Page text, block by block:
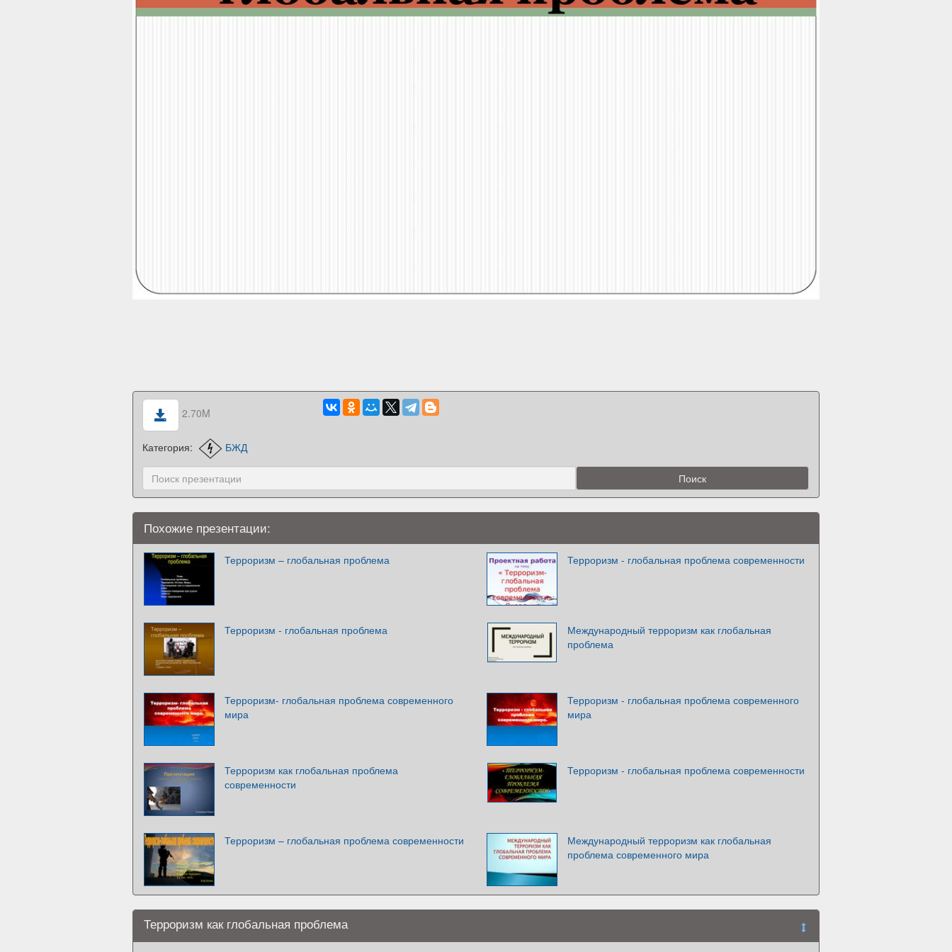
2.70M
Категория: БЖД
Похожие презентации:
Терроризм – глобальная проблема Терроризм - глобальная проблема современности
Терроризм - глобальная проблема
Международный терроризм как глобальная
проблема
Терроризм- глобальная проблема современного
мира
Терроризм - глобальная проблема современного
мира
Терроризм как глобальная проблема
современности
Терроризм - глобальная проблема современности
Терроризм – глобальная проблема современности
Международный терроризм как глобальная
проблема современного мира
Терроризм как глобальная проблема